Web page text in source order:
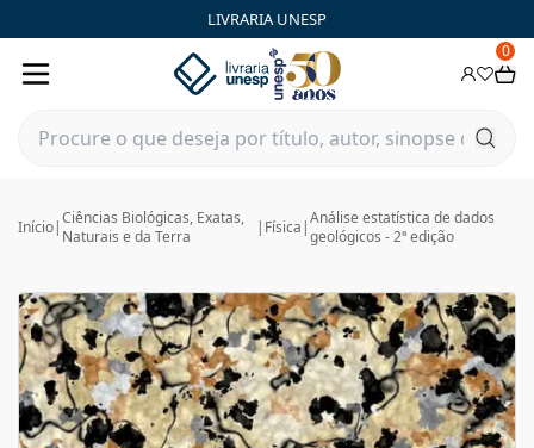
LIVRARIA UNESP
0
Início|Ciências Biológicas, Exatas,
Naturais e da Terra
| Física |Análise estatística de dados
geológicos - 2ª edição